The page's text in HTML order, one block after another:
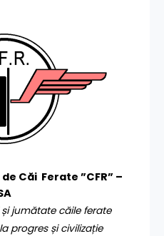
Căi Ferate ”CFR” –
jumătate căile ferate
progres și civilizație